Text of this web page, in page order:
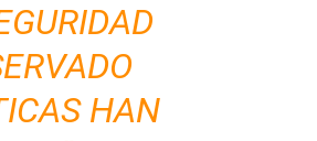
HAN